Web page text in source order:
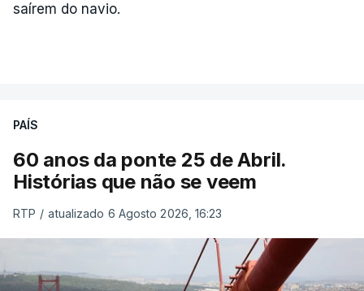
saírem do navio.
PAÍS
60 anos da ponte 25 de Abril.
Histórias que não se veem
RTP / atualizado 6 Agosto 2026, 16:23